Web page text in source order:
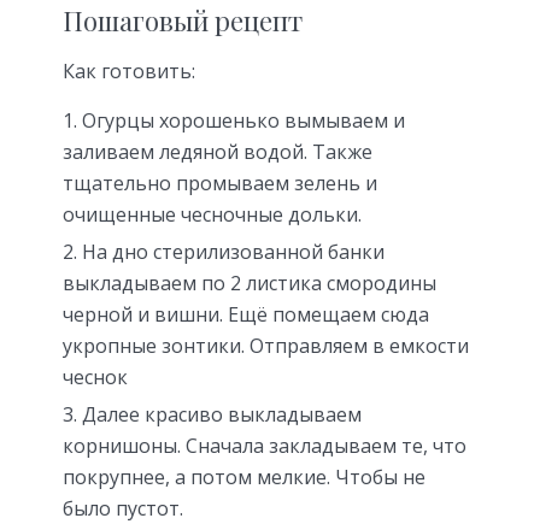
Пошаговый рецепт
Как готовить:
Огурцы хорошенько вымываем и
заливаем ледяной водой. Также
тщательно промываем зелень и
очищенные чесночные дольки.
На дно стерилизованной банки
выкладываем по 2 листика смородины
черной и вишни. Ещё помещаем сюда
укропные зонтики. Отправляем в емкости
чеснок
Далее красиво выкладываем
корнишоны. Сначала закладываем те, что
покрупнее, а потом мелкие. Чтобы не
было пустот.